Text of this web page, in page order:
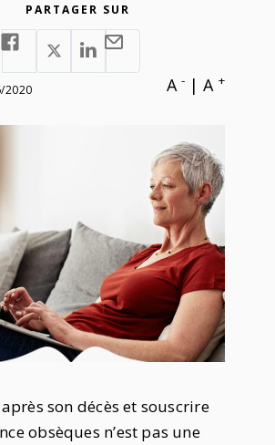
PARTAGER SUR
2020 A - | A +
son décès et souscrire
obsèques n’est pas une